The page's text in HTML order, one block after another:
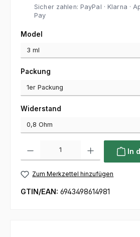
Sicher zahlen: PayPal · Klarna ·
Pay
Model
Packung
Widerstand
In
Zum Merkzettel hinzufügen
GTIN/EAN: 6943498614981